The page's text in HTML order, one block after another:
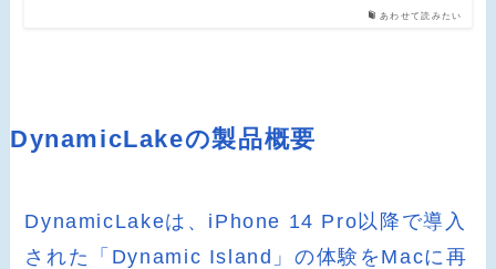
あわせて読みたい
DynamicLakeの製品概要
DynamicLakeは、iPhone 14 Pro以降で導入
された「Dynamic Island」の体験をMacに再